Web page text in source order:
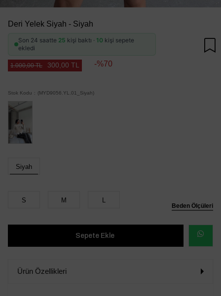
Deri Yelek Siyah - Siyah
Son 24 saatte 25 kişi baktı · 10 kişi sepete
ekledi
1.000,00 TL 300,00 TL 70
Stok Kodu (MYD9056.YL.01_Siyah)
Beden Ölçüleri
Siyah
S M L
SİPARİŞ
Ürün Özellikleri